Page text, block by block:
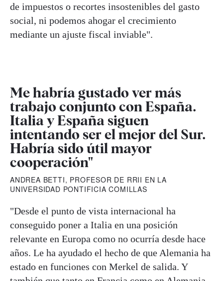
de impuestos o recortes insostenibles del gasto
social, ni podemos ahogar el crecimiento
mediante un ajuste fiscal inviable".
Me habría gustado ver más
trabajo conjunto con España.
Italia y España siguen
intentando ser el mejor del Sur.
Habría sido útil mayor
cooperación"
ANDREA BETTI, PROFESOR DE RRII EN LA
UNIVERSIDAD PONTIFICIA COMILLAS
"Desde el punto de vista internacional ha
conseguido poner a Italia en una posición
relevante en Europa como no ocurría desde hace
años. Le ha ayudado el hecho de que Alemania ha
estado en funciones con Merkel de salida. Y